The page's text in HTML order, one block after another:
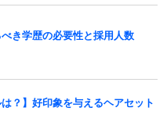
き学歴の必要性と採用人数
は？】好印象を与えるヘアセット